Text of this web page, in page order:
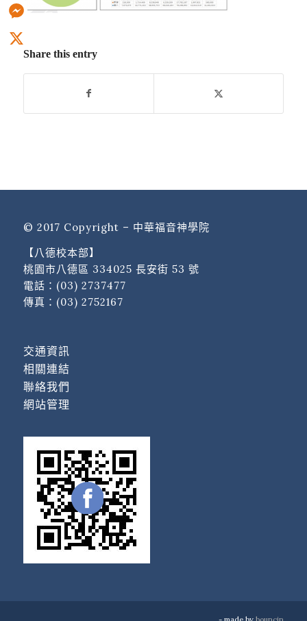
Share this entry
© 2017 Copyright – 中華福音神學院
【八德校本部】
桃園市八德區 334025 長安街 53 號
電話： (03) 2737477
傳真：(03) 2752167
交通資訊
相關連結
聯絡我們
網站管理
Facebook
Messenger